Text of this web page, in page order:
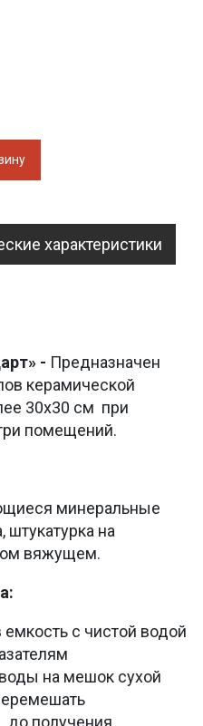
характеристики
- Предназначен
керамической
30х30 см при
помещений.
минеральные
штукатурка на
вяжущем.
с чистой водой
на мешок сухой
получения